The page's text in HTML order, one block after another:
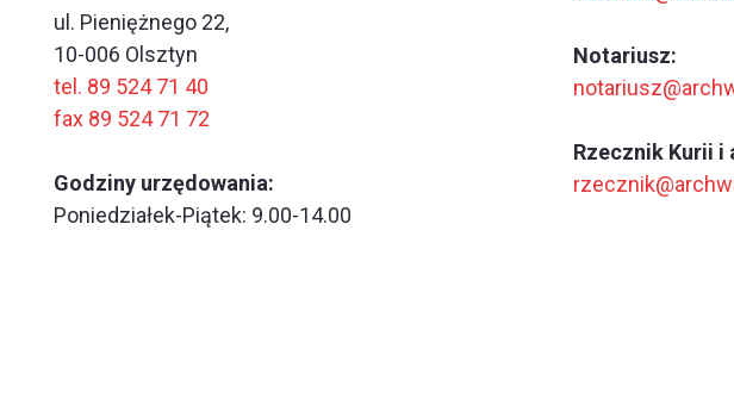
ul. Pieniężnego 22,
10-006 Olsztyn
tel. 89 524 71 40
fax 89 524 71 72
Godziny urzędowania:
Poniedziałek-Piątek: 9.00-14.00
Notariusz:
Rzecznik Kurii